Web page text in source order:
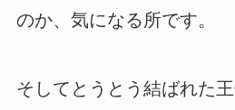
のか、気になる所です。
そしてとうとう結ばれた